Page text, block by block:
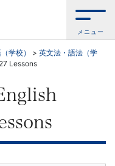
メニュー
学校） > 英文法・語法（学
Lessons